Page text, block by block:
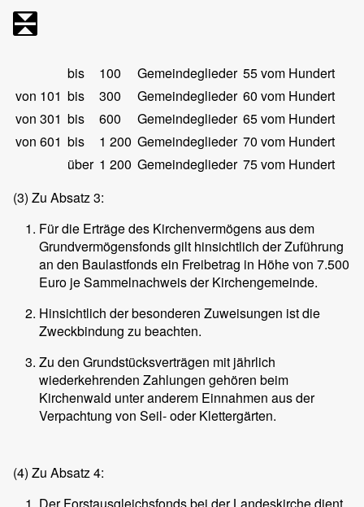
bis 100 Gemeindeglieder 55 vom Hundert
von 101 bis 300 Gemeindeglieder 60 vom Hundert
von 301 bis 600 Gemeindeglieder 65 vom Hundert
von 601 bis 1 200 Gemeindeglieder 70 vom Hundert
über 1 200 Gemeindeglieder 75 vom Hundert
(3) Zu Absatz 3:
Für die Erträge des Kirchenvermögens aus dem
Grundvermögensfonds gilt hinsichtlich der Zuführung
an den Baulastfonds ein Freibetrag in Höhe von 7.500
Euro je Sammelnachweis der Kirchengemeinde.
Hinsichtlich der besonderen Zuweisungen ist die
Zweckbindung zu beachten.
Zu den Grundstücksverträgen mit jährlich
wiederkehrenden Zahlungen gehören beim
Kirchenwald unter anderem Einnahmen aus der
Verpachtung von Seil- oder Klettergärten.
(4) Zu Absatz 4: